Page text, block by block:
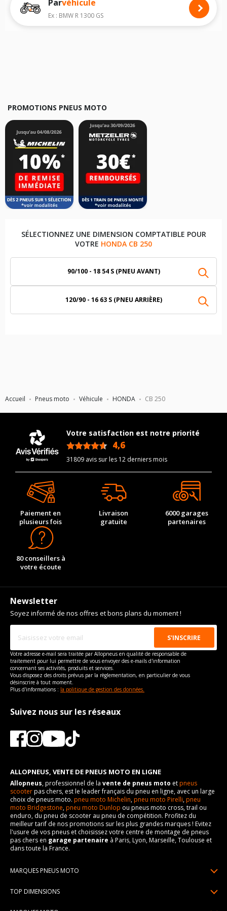
Accueil Pneus moto Véhicule HONDA CB 250
Nous recommandons de toujours monter des pneus moto avec les
dimensions homologuées par le constructeur.
Pour cela, veuillez sélectionner le modèle de votre motoHONDA CB 250
Parvéhicule
Ex : BMW R 1300 GS
PROMOTIONS PNEUS MOTO
SÉLECTIONNEZ UNE DIMENSION COMPTATIBLE POUR
VOTRE HONDA CB 250
90/100 - 18 54 S (PNEU AVANT)
120/90 - 16 63 S (PNEU ARRIÈRE)
Votre satisfaction est notre priorité
4,6
31809 avis sur les 12 derniers mois
Paiement en
plusieurs fois
Livraison
gratuite
6000 garages
partenaires
80 conseillers à
votre écoute
Newsletter
Soyez informé de nos offres et bons plans du moment !
Votre adresse e-mail sera traitée par Allopneus en qualité de responsable de
traitement pour lui permettre de vous envoyer des e-mails d'information
concernant ses activités, produits et services.
Vous disposez des droits prévus par la règlementation, en particulier de vous
désinscrire à tout moment.
Plus d'informations : la politique de gestion des données.
Suivez nous sur les réseaux
ALLOPNEUS, VENTE DE PNEUS MOTO EN LIGNE
Allopneus, professionnel de la vente de pneus moto etpneus
scooterpas chers, est le leader français du pneu en ligne, avec un large
choix de pneus moto. pneu moto Michelin,pneu moto Pirelli,pneu
moto Bridgestone,pneu moto Dunlop ou pneus moto cross, trail ou
enduro, du pneu de scooter au pneu de compétition. Profitez du
meilleur tarif de nos promotions sur les plus grandes marques ! Evitez
l'usure de vos pneus et choisissez votre centre de montage de pneus
pas chers en garage partenaire à Paris, Lyon, Marseille, Toulouse et
dans toute la France.
MARQUES PNEUS MOTO
TOP DIMENSIONS